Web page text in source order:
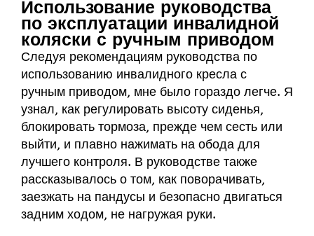
Использование руководства
по эксплуатации инвалидной
коляски с ручным приводом
Следуя рекомендациям руководства по
использованию инвалидного кресла с
ручным приводом, мне было гораздо легче. Я
узнал, как регулировать высоту сиденья,
блокировать тормоза, прежде чем сесть или
выйти, и плавно нажимать на обода для
лучшего контроля. В руководстве также
рассказывалось о том, как поворачивать,
заезжать на пандусы и безопасно двигаться
задним ходом, не нагружая руки.